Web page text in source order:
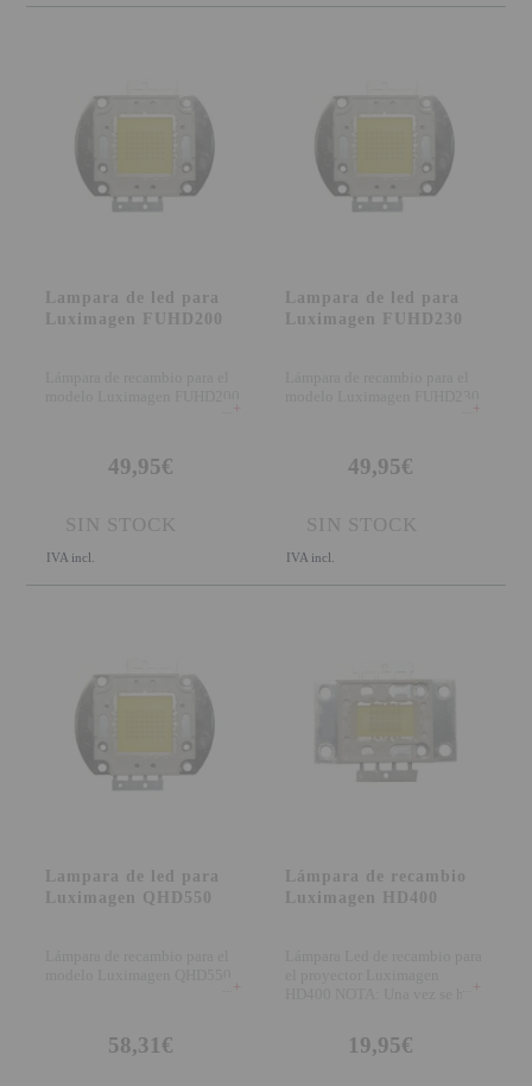
Lampara de led para
Luximagen FUHD200
+
49,95€
SIN STOCK
IVA incl.
Lampara de led para
Luximagen FUHD230
+
49,95€
SIN STOCK
IVA incl.
Lampara de led para
Luximagen QHD550
+
58,31€
Lámpara de recambio
Luximagen HD400
+
19,95€